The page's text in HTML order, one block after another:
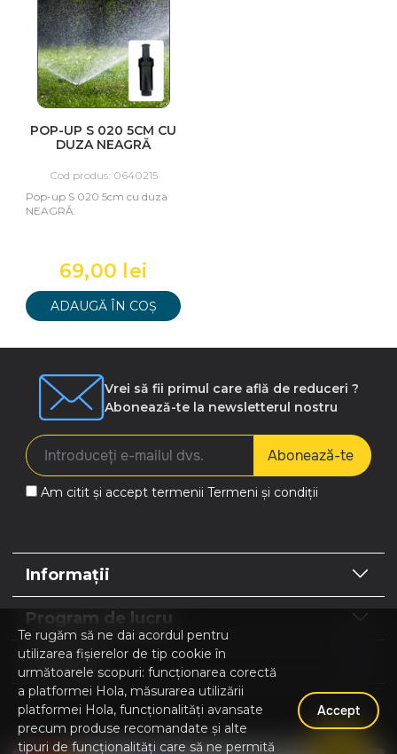
POP-UP S 020 5CM CU
DUZA NEAGRĂ
Cod produs: 0640215
Pop-up S 020 5cm cu duza
NEAGRĂ.
69,00 lei
ADAUGĂ ÎN COȘ
Vrei să fii primul care află de reduceri ?
Abonează-te la newsletterul nostru
Abonează-te
Am citit și accept termenii Termeni și condiții
Informații
Program de lucru
Contacte
Hola | Magazin online Home & Garden © 2026
Te rugăm să ne dai acordul pentru
utilizarea fișierelor de tip cookie în
următoarele scopuri: funcționarea corectă
a platformei Hola, măsurarea utilizării
platformei Hola, funcționalități avansate
precum produse recomandate și alte
tipuri de funcționalități care să ne permită
Accept